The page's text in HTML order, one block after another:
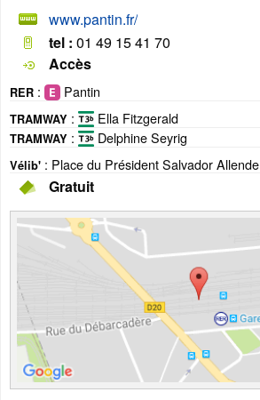
www.pantin.fr/
tel : 01 49 15 41 70
Accès
RER : Pantin
TRAMWAY : Ella Fitzgerald
TRAMWAY : Delphine Seyrig
Vélib' : Place du Président Salvador Allende
Gratuit